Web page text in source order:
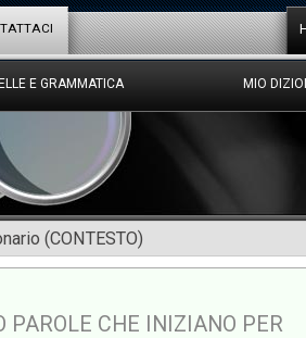
E GRAMMATICA MIO
(CONTESTO)
PAROLE CHE INIZIANO PER